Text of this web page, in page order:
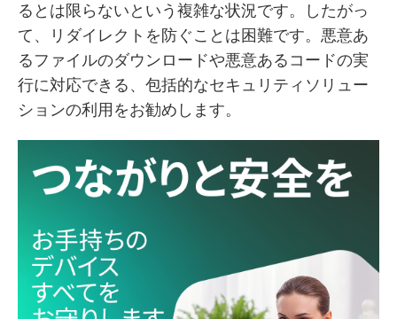
るとは限らないという複雑な状況です。したがっ
て、リダイレクトを防ぐことは困難です。悪意あ
るファイルのダウンロードや悪意あるコードの実
行に対応できる、包括的なセキュリティソリュー
ションの利用をお勧めします。